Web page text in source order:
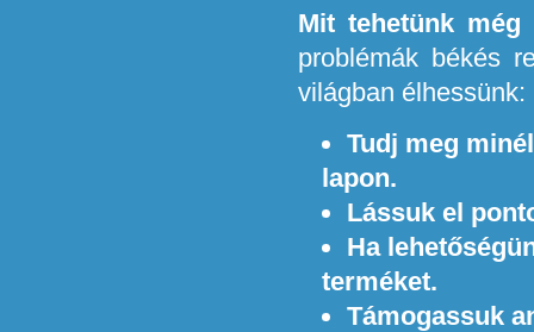
Mit tehetünk még
problémák békés
világban élhessünk:
Tudj meg
lapon.
Lássuk el
Ha
terméket.
Támogassuk